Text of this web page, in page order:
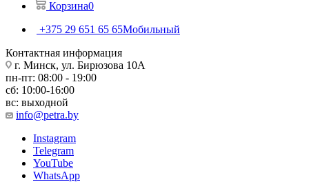
Корзина0
+375 29 651 65 65Мобильный
Контактная информация
г. Минск, ул. Бирюзова 10А
пн-пт: 08:00 - 19:00
сб: 10:00-16:00
вс: выходной
info@petra.by
Instagram
Telegram
YouTube
WhatsApp